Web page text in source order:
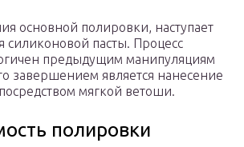
основной полировки, наступает
силиконовой пасты. Процесс
предыдущим манипуляциям
завершением является нанесение
мягкой ветоши.
полировки